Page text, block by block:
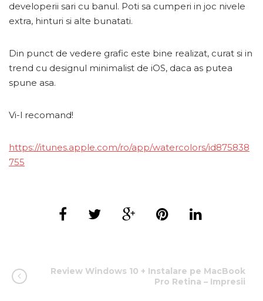
developerii sari cu banul. Poti sa cumperi in joc nivele
extra, hinturi si alte bunatati.
Din punct de vedere grafic este bine realizat, curat si in
trend cu designul minimalist de iOS, daca as putea
spune asa.
Vi-l recomand!
https://itunes.apple.com/ro/app/watercolors/id875838
755
Review Windows 10 + Instalare pe MacBook
Pro Retina – Impresii